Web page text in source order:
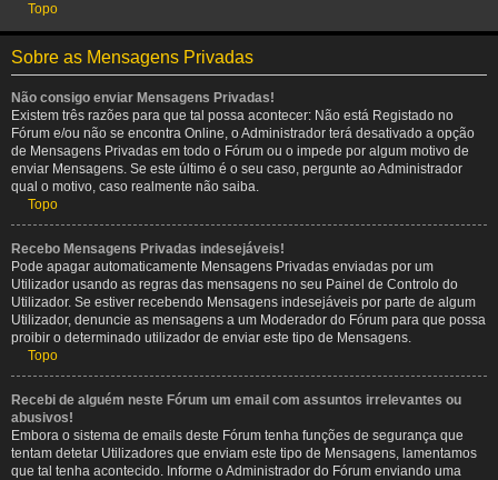
Topo
Sobre as Mensagens Privadas
Não consigo enviar Mensagens Privadas!
Existem três razões para que tal possa acontecer: Não está Registado no
Fórum e/ou não se encontra Online, o Administrador terá desativado a opção
de Mensagens Privadas em todo o Fórum ou o impede por algum motivo de
enviar Mensagens. Se este último é o seu caso, pergunte ao Administrador
qual o motivo, caso realmente não saiba.
Topo
Recebo Mensagens Privadas indesejáveis!
Pode apagar automaticamente Mensagens Privadas enviadas por um
Utilizador usando as regras das mensagens no seu Painel de Controlo do
Utilizador. Se estiver recebendo Mensagens indesejáveis por parte de algum
Utilizador, denuncie as mensagens a um Moderador do Fórum para que possa
proibir o determinado utilizador de enviar este tipo de Mensagens.
Topo
Recebi de alguém neste Fórum um email com assuntos irrelevantes ou
abusivos!
Embora o sistema de emails deste Fórum tenha funções de segurança que
tentam detetar Utilizadores que enviam este tipo de Mensagens, lamentamos
que tal tenha acontecido. Informe o Administrador do Fórum enviando uma